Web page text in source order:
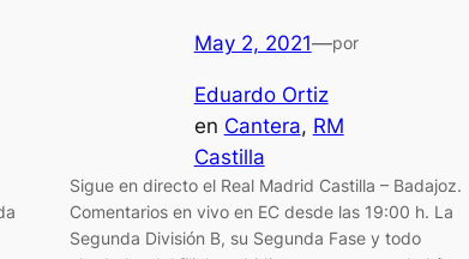
May 2, 2021—por
Eduardo Ortiz
en Cantera, RM
Castilla
Sigue en directo el Real Madrid Castilla – Badajoz.
Comentarios en vivo en EC desde las 19:00 h. La
Segunda División B, su Segunda Fase y todo